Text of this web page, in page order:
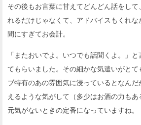
その後もお言葉に甘えてどんどん話をして
れるだけじゃなくて、アドバイスもくれな
間にすぎてお会計。
「またおいでよ。いつでも話聞くよ。」
てもらいました。その細かな気遣いがと
ブ特有のあの雰囲気に浸っているとなん
えるような気がして（多少はお酒の力もあ
元気がないときの定番になっていますね。